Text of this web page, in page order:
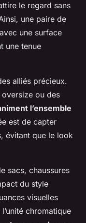
le regard sans
une paire de
une surface
une tenue
alliés précieux.
ou des
l’ensemble
est de capter
évitant que le look
sacs, chaussures
du style
visuelles
chromatique